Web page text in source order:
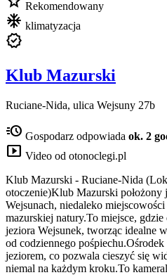
Rekomendowany
mode_cool klimatyzacja
verified
Klub Mazurski
Ruciane-Nida, ulica Wejsuny 27b
acute Gospodarz odpowiada ok. 2
smart_display Video od otonoclegi.pl
Klub Mazurski - Ruciane-Nida
otoczenie)Klub Mazurski położony
Wejsunach, niedaleko
mazurskiej natury.To miejsce,
jeziora Wejsunek, tworząc idealne
od codziennego
jeziorem, co pozwala cieszyć się
niemal na każdym kroku.To